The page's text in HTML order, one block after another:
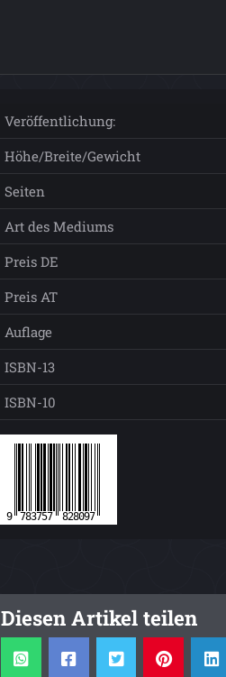
Veröffentlichung:
Höhe/Breite/Gewicht
Seiten
Art des Mediums
Preis DE
Preis AT
Auflage
ISBN-13
ISBN-10
Diesen Artikel teilen